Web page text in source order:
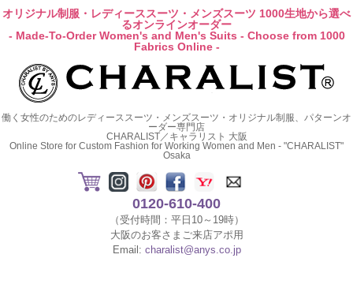
オリジナル制服・レディーススーツ・メンズスーツ 1000生地から選べ
るオンラインオーダー
- Made-To-Order Women's and Men's Suits - Choose from 1000
Fabrics Online -
働く女性のためのレディーススーツ・メンズスーツ・オリジナル制服、パターンオ
ーダー専門店
CHARALIST／キャラリスト 大阪
Online Store for Custom Fashion for Working Women and Men - "CHARALIST"
Osaka
0120-610-400
（受付時間：平日10～19時）
大阪のお客さまご来店アポ用
Email: charalist@anys.co.jp